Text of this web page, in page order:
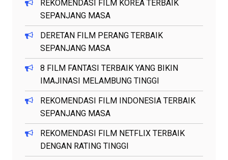
REKOMENDASI FILM KOREA TERBAIK
SEPANJANG MASA
DERETAN FILM PERANG TERBAIK
SEPANJANG MASA
8 FILM FANTASI TERBAIK YANG BIKIN
IMAJINASI MELAMBUNG TINGGI
REKOMENDASI FILM INDONESIA TERBAIK
SEPANJANG MASA
REKOMENDASI FILM NETFLIX TERBAIK
DENGAN RATING TINGGI